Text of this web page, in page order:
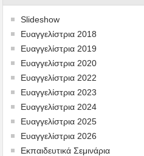
Slideshow
Ευαγγελίστρια 2018
Ευαγγελίστρια 2019
Ευαγγελίστρια 2020
Ευαγγελίστρια 2022
Ευαγγελίστρια 2023
Ευαγγελίστρια 2024
Ευαγγελίστρια 2025
Ευαγγελίστρια 2026
Εκπαιδευτικά Σεμινάρια